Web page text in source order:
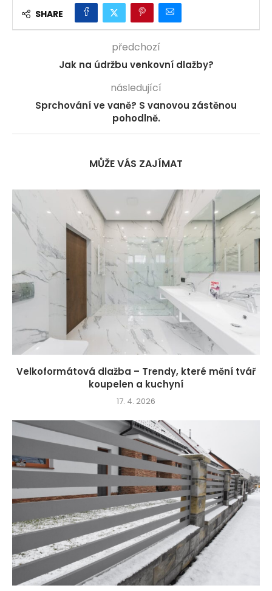
SHARE
předchozí
Jak na údržbu venkovní dlažby?
následující
Sprchování ve vaně? S vanovou zástěnou
pohodlně.
MŮŽE VÁS ZAJÍMAT
Velkoformátová dlažba – Trendy, které mění tvář
koupelen a kuchyní
17. 4. 2026